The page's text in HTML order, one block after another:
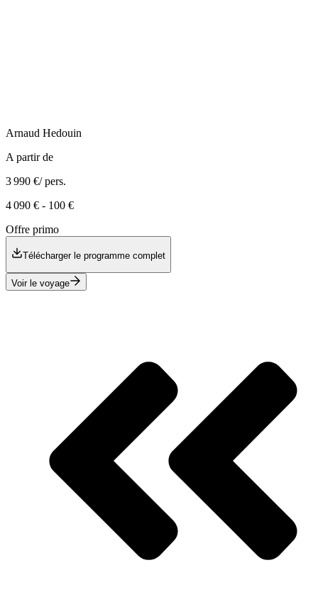
Arnaud Hedouin
A partir de
3 990 €/ pers.
4 090 € - 100 €
Offre primo
Télécharger le programme complet
Voir le voyage